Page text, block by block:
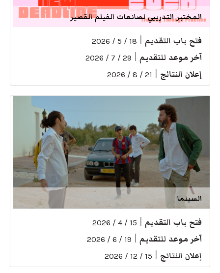
المختبر التدريبي لصانعات الفيلم القصير
فتح باب التقديم 18 / 5 / 2026
آخر موعد للتقديم 29 / 7 / 2026
إعلان النتائج 21 / 8 / 2026
السينما
فتح باب التقديم 15 / 4 / 2026
آخر موعد للتقديم 19 / 6 / 2026
إعلان النتائج 15 / 12 / 2026